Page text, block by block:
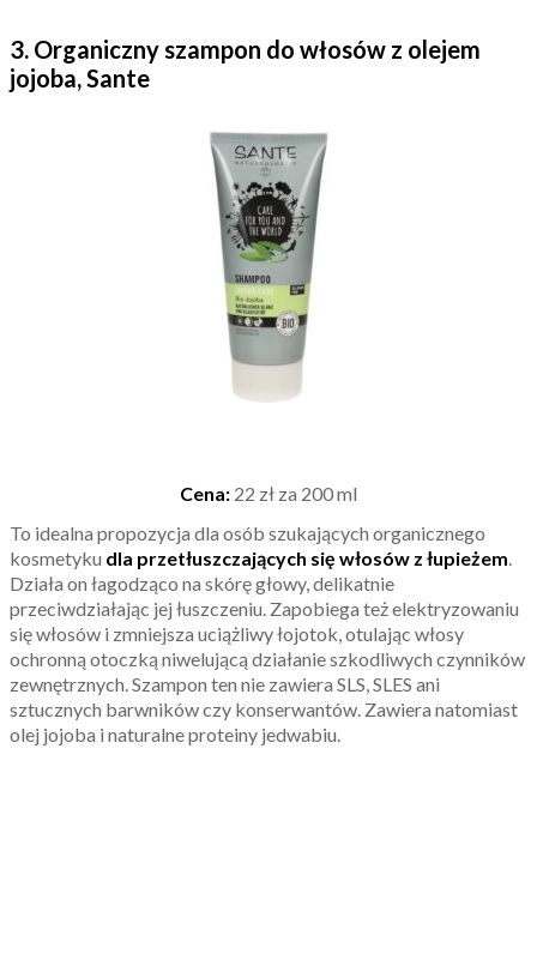
3. Organiczny szampon do włosów z olejem
jojoba, Sante
Cena: 22 zł za 200 ml
To idealna propozycja dla osób szukających organicznego
kosmetyku dla przetłuszczających się włosów z łupieżem
Działa on łagodząco na skórę głowy, delikatnie
przeciwdziałając jej łuszczeniu. Zapobiega też elektryzowaniu
się włosów i zmniejsza uciążliwy łojotok, otulając włosy
ochronną otoczką niwelującą działanie szkodliwych czynników
zewnętrznych. Szampon ten nie zawiera SLS, SLES ani
sztucznych barwników czy konserwantów. Zawiera natomiast
olej jojoba i naturalne proteiny jedwabiu.